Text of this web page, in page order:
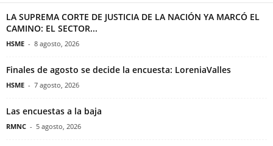
LA SUPREMA CORTE DE JUSTICIA DE LA NACIÓN YA MARCÓ EL
CAMINO: EL SECTOR...
HSME - 8 agosto, 2026
Finales de agosto se decide la encuesta: LoreniaValles
HSME - 7 agosto, 2026
Las encuestas a la baja
RMNC - 5 agosto, 2026